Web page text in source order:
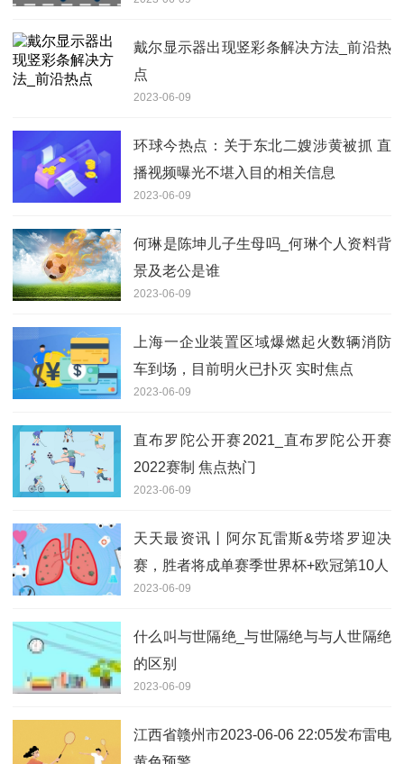
戴尔显示器出现竖彩条解决方法_前沿热
点
2023-06-09
环球今热点：关于东北二嫂涉黄被抓 直
播视频曝光不堪入目的相关信息
2023-06-09
何琳是陈坤儿子生母吗_何琳个人资料背
景及老公是谁
2023-06-09
上海一企业装置区域爆燃起火数辆消防
车到场，目前明火已扑灭 实时焦点
2023-06-09
直布罗陀公开赛2021_直布罗陀公开赛
2022赛制 焦点热门
2023-06-09
天天最资讯丨阿尔瓦雷斯&劳塔罗迎决
赛，胜者将成单赛季世界杯+欧冠第10人
2023-06-09
什么叫与世隔绝_与世隔绝与与人世隔绝
的区别
2023-06-09
江西省赣州市2023-06-06 22:05发布雷电